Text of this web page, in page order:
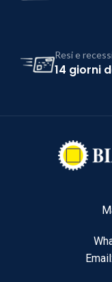
Resi e
14 giorni